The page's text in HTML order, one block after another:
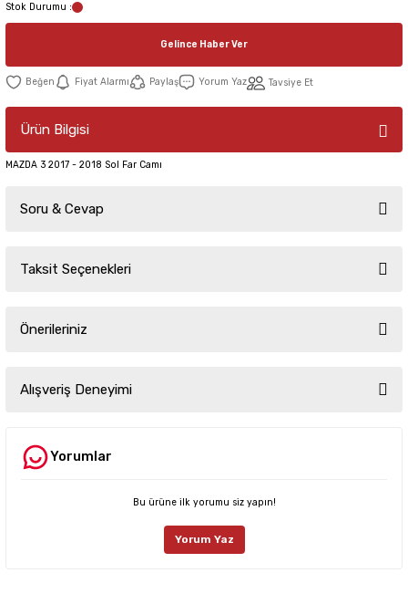
Stok Durumu :
Gelince Haber Ver
Fiyat Alarmı Paylaş Yorum Yaz Tavsiye Et
Ürün Bilgisi
MAZDA 3 2017 - 2018 Sol Far Camı
Soru & Cevap
Ürün hakkında henüz soru sorulmamış.
Taksit Seçenekleri
Önerileriniz
yetersiz gördüğünüz noktaları öneri formunu kullanarak tarafımıza
iletebilirsiniz.
Ürün resmi kalitesiz, bozuk veya görüntülenemiyor.
Ürün fiyatı diğer sitelerden daha pahalı.
Alışveriş Deneyimi
Deneyimini Paylaş
Yorumlar
Bu ürüne ilk yorumu siz yapın!
Yorum Yaz